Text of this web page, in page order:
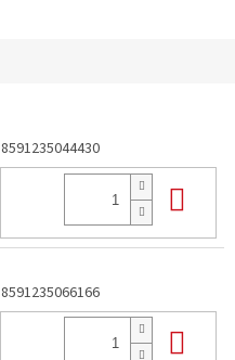
8591235044430
8591235066166